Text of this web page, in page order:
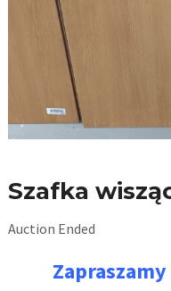
Szafka
Auction Ended